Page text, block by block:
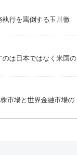
行を罵倒する玉川徹
のは日本ではなく米国の
市場と世界金融市場の